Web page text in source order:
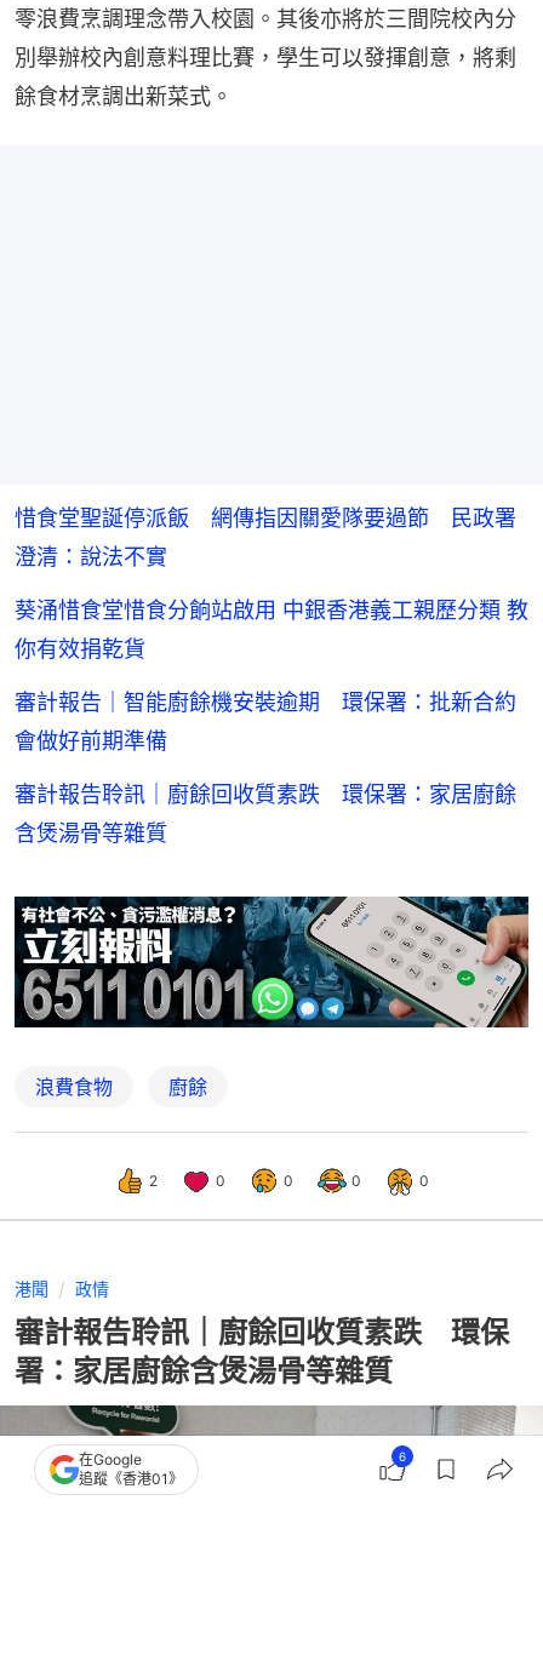
零浪費烹調理念帶入校園。其後亦將於三間院校內分
別舉辦校內創意料理比賽，學生可以發揮創意，將剩
餘食材烹調出新菜式。
惜食堂聖誕停派飯 網傳指因關愛隊要過節 民政署
澄清：說法不實
葵涌惜食堂惜食分餉站啟用 中銀香港義工親歷分類 教
你有效捐乾貨
審計報告｜智能廚餘機安裝逾期 環保署：批新合約
會做好前期準備
審計報告聆訊｜廚餘回收質素跌 環保署：家居廚餘
含煲湯骨等雜質
浪費食物 廚餘
2 0 0 0 0
港聞 政情
審計報告聆訊｜廚餘回收質素跌 環保
署：家居廚餘含煲湯骨等雜質
在Google
追蹤《香港01》
6